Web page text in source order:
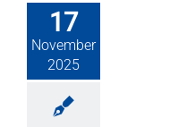
17
November
2025